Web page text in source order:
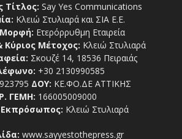
Τίτλος: Say Yes Communications
Κλειώ Στυλιαρά και ΣΙΑ Ε.Ε.
Ετερόρρυθμη Εταιρεία
Κύριος Μέτοχος: Κλειώ Στυλιαρά
Σκουζέ 14, 18536 Πειραιάς
+30 2130990585
ΔΟΥ: ΚΕ.ΦΟ.ΔΕ ΑΤΤΙΚΗΣ
ΓΕΜΗ: 166005009000
Εκπρόσωπος: Κλειώ Στυλιαρά
www.sayyestothepress.gr